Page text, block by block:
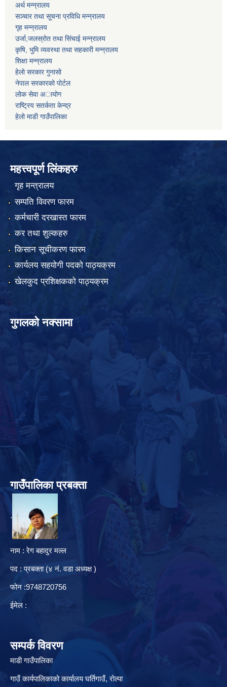
अर्थ मन्न्रालय
सञ्चार तथा सूचना प्रविधि मन्न्रालय
गृह मन्न्रालय
उर्जा,जलस्रोत तथा सिंचाई मन्न्रालय
कृषि, भुमि व्यवस्था तथा सहकारी मन्न्रालय
शिक्षा मन्न्रालय
हेलो सरकार गुनासो
नेपाल सरकारको पोर्टल
लोक सेवा अायोग
राष्ट्रिय सतर्कता केन्द्र
हेलो माडी गाउँपालिका
महत्त्वपूर्ण लिंकहरु
गृह मन्त्रालय
सम्पति विवरण फारम
कर्मचारी दरखास्त फारम
कर तथा शुल्कहरु
किसान सूचीकरण फारम
कार्यलय सहयोगी पदको पाठ्यक्रम
खेलकुद प्रशिक्षकको पाठ्यक्रम
गुगलको नक्सामा
गाउँपालिका प्रबक्ता
.
नाम : रेग बहादुर मल्ल
पद : प्रबक्ता (४ नं. वडा अध्यक्ष )
फोन :9748720756
ईमेल :
सम्पर्क विवरण
माडी गाउँपालिका
गाउँ कार्यपालिकाको कार्यालय घर्तिगाउँ, रो‍‍ल्पा